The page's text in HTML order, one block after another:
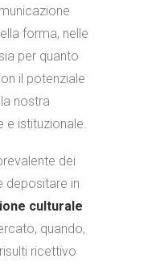
forma, nelle
per quanto
il potenziale
nostra
e istituzionale.
dei
depositare in
culturale
quando,
ricettivo